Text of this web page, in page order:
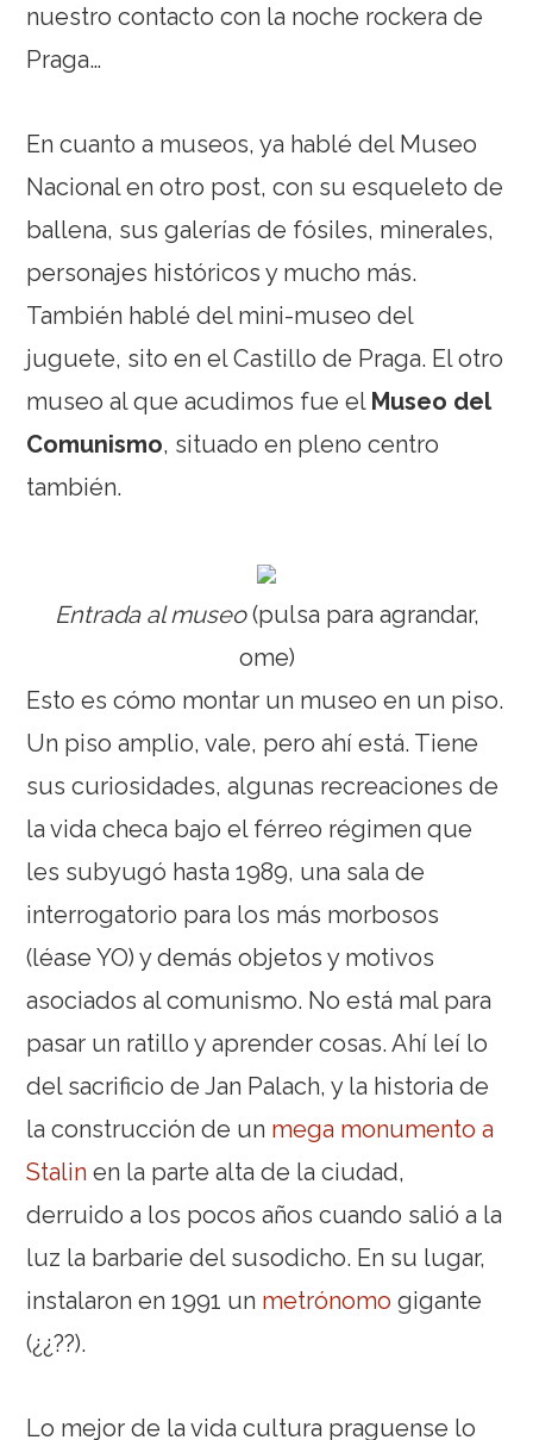
nuestro contacto con la noche rockera de
Praga…
En cuanto a museos, ya hablé del Museo
Nacional en otro post, con su esqueleto de
ballena, sus galerías de fósiles, minerales,
personajes históricos y mucho más.
También hablé del mini-museo del
juguete, sito en el Castillo de Praga. El otro
museo al que acudimos fue el Museo del
Comunismo, situado en pleno centro
también.
Entrada al museo(pulsa para agrandar,
ome)
Esto es cómo montar un museo en un piso.
Un piso amplio, vale, pero ahí está. Tiene
sus curiosidades, algunas recreaciones de
la vida checa bajo el férreo régimen que
les subyugó hasta 1989, una sala de
interrogatorio para los más morbosos
(léase YO) y demás objetos y motivos
asociados al comunismo. No está mal para
pasar un ratillo y aprender cosas. Ahí leí lo
del sacrificio de Jan Palach, y la historia de
la construcción de un mega monumento a
Stalin en la parte alta de la ciudad,
derruido a los pocos años cuando salió a la
luz la barbarie del susodicho. En su lugar,
instalaron en 1991 un metrónomo gigante
(¿¿??).
Lo mejor de la vida cultura praguense lo